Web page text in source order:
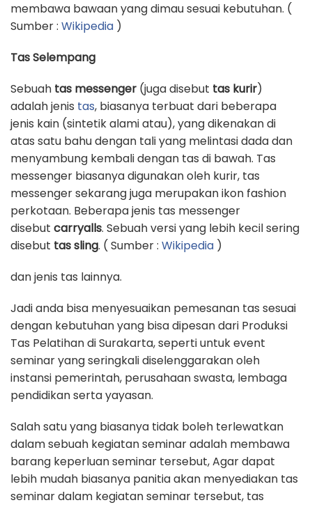
membawa bawaan yang dimau sesuai kebutuhan. (
Sumber : Wikipedia )
Tas Selempang
Sebuah tas messenger (juga disebut tas kurir)
adalah jenis tas, biasanya terbuat dari beberapa
jenis kain (sintetik alami atau), yang dikenakan di
atas satu bahu dengan tali yang melintasi dada dan
menyambung kembali dengan tas di bawah. Tas
messenger biasanya digunakan oleh kurir, tas
messenger sekarang juga merupakan ikon fashion
perkotaan. Beberapa jenis tas messenger
disebut carryalls. Sebuah versi yang lebih kecil sering
disebut tas sling. ( Sumber : Wikipedia )
dan jenis tas lainnya.
Jadi anda bisa menyesuaikan pemesanan tas sesuai
dengan kebutuhan yang bisa dipesan dari Produksi
Tas Pelatihan di Surakarta, seperti untuk event
seminar yang seringkali diselenggarakan oleh
instansi pemerintah, perusahaan swasta, lembaga
pendidikan serta yayasan.
Salah satu yang biasanya tidak boleh terlewatkan
dalam sebuah kegiatan seminar adalah membawa
barang keperluan seminar tersebut, Agar dapat
lebih mudah biasanya panitia akan menyediakan tas
seminar dalam kegiatan seminar tersebut, tas